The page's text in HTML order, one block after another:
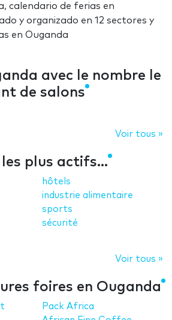
calendario de ferias en
y organizado en 12 sectores y
en Ouganda
avec le nombre le
de salons
Voir tous »
plus actifs...
hôtels
industrie alimentaire
sports
sécurité
Voir tous »
foires en Ouganda
Pack Africa